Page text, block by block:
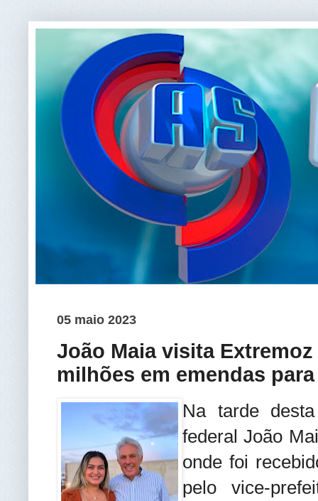
05 maio 2023
João Maia visita
milhões em emendas
Na tarde
federal João
onde foi
pelo vice-